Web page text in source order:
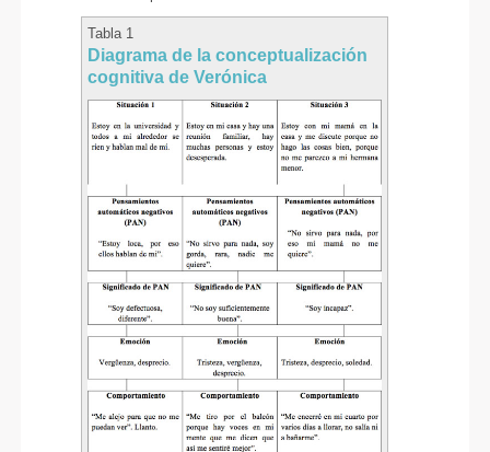
Tabla 1
Diagrama de la conceptualización
cognitiva de Verónica